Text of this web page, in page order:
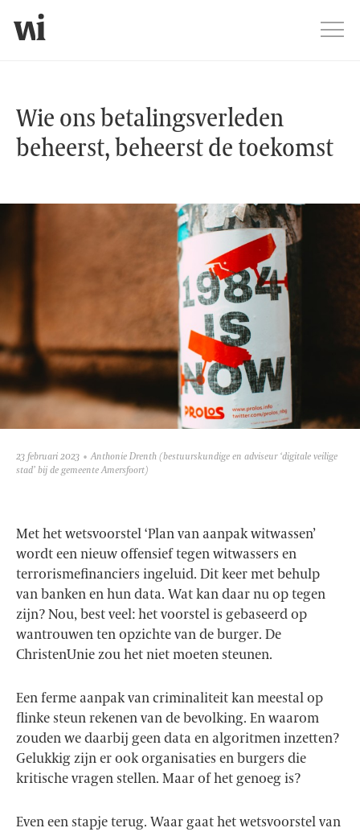
Wie ons betalingsverleden
Wie ons betalingsverleden
beheerst, beheerst de toekomst
23 februari 2023 Anthonie Drenth (bestuurskundige en adviseur ‘digitale veilige
stad’ bij de gemeente Amersfoort)
Met het wetsvoorstel ‘Plan van aanpak witwassen’
wordt een nieuw offensief tegen witwassers en
terrorismefinanciers ingeluid. Dit keer met behulp
van banken en hun data. Wat kan daar nu op tegen
zijn? Nou, best veel: het voorstel is gebaseerd op
wantrouwen ten opzichte van de burger. De
ChristenUnie zou het niet moeten steunen.
Een ferme aanpak van criminaliteit kan meestal op
flinke steun rekenen van de bevolking. En waarom
zouden we daarbij geen data en algoritmen inzetten?
Gelukkig zijn er ook organisaties en burgers die
kritische vragen stellen. Maar of het genoeg is?
Even een stapje terug. Waar gaat het wetsvoorstel van